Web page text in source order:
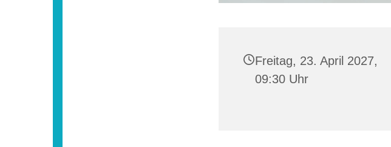
Freitag, 23. April 2027,
09:30 Uhr